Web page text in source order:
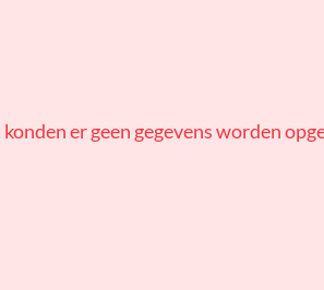
er geen gegevens worden